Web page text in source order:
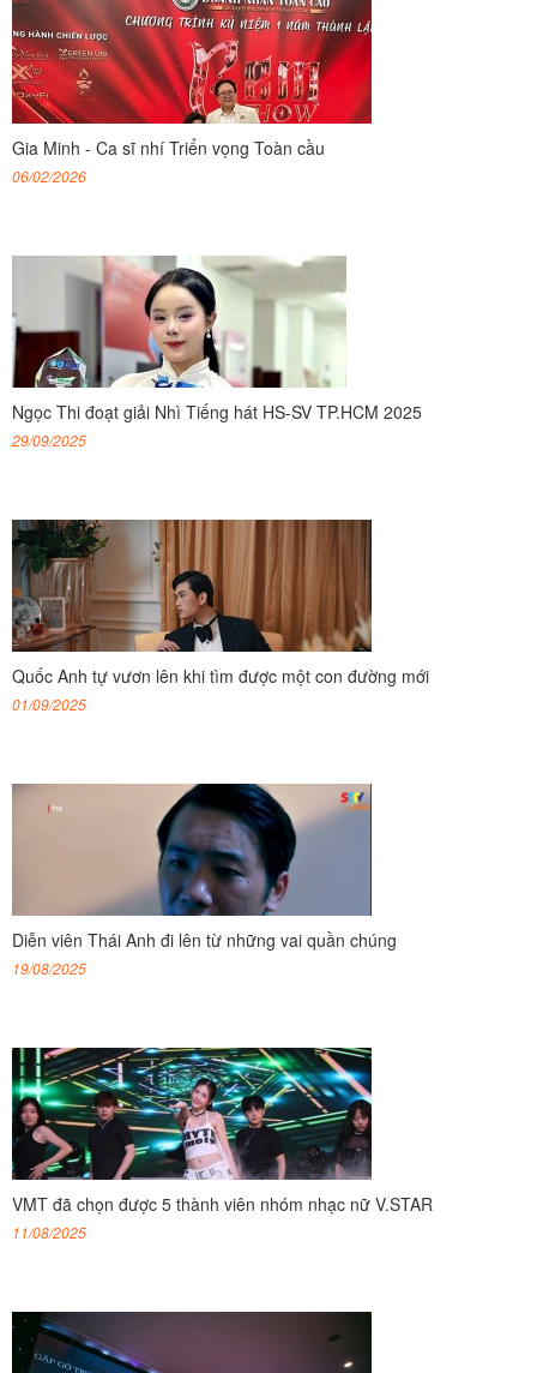
Gia Minh - Ca sĩ nhí Triển vọng Toàn cầu
06/02/2026
Ngọc Thi đoạt giải Nhì Tiếng hát HS-SV TP.HCM 2025
29/09/2025
Quốc Anh tự vươn lên khi tìm được một con đường mới
01/09/2025
Diễn viên Thái Anh đi lên từ những vai quần chúng
19/08/2025
VMT đã chọn được 5 thành viên nhóm nhạc nữ V.STAR
11/08/2025